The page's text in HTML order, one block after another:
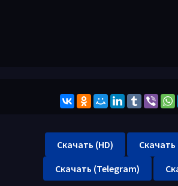
Скачать (HD)
Скачать
Скачать (Telegram)